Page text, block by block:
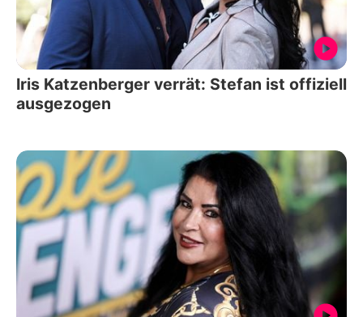
Iris Katzenberger verrät: Stefan ist offiziell
ausgezogen